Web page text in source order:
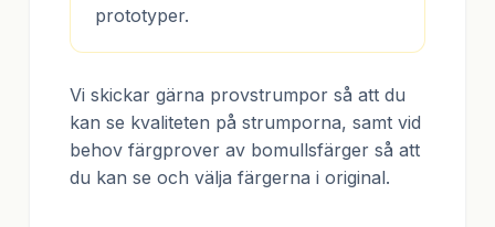
prototyper.
Vi skickar gärna provstrumpor så att du
kan se kvaliteten på strumporna, samt vid
behov färgprover av bomullsfärger så att
du kan se och välja färgerna i original.